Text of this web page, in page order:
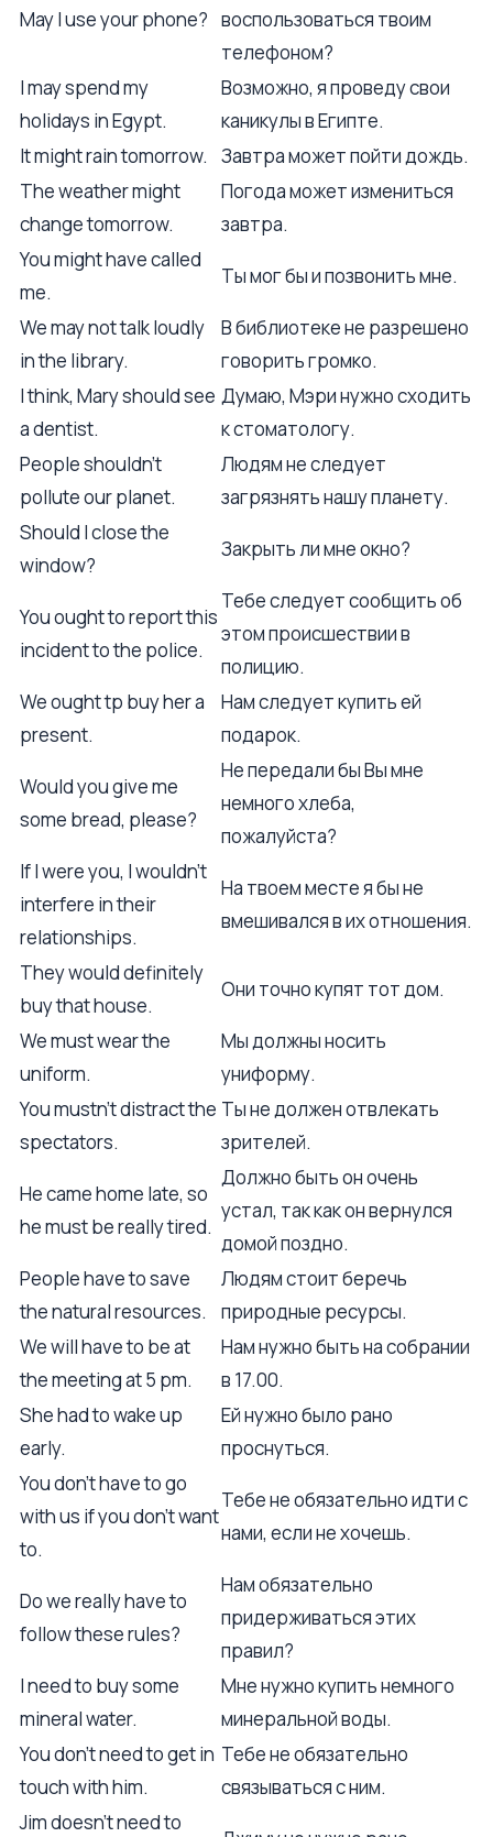
May I use your phone? воспользоваться твоим
телефоном?
I may spend my
holidays in Egypt.
Возможно, я проведу свои
каникулы в Египте.
It might rain tomorrow.
Завтра может пойти дождь.
The weather might
change tomorrow.
Погода может измениться
завтра.
You might have called
me.
Ты мог бы и позвонить мне.
We may not talk loudly
in the library.
В библиотеке не разрешено
говорить громко.
I think, Mary should see
a dentist.
Думаю, Мэри нужно сходить
к стоматологу.
People shouldn't
pollute our planet.
Людям не следует
загрязнять нашу планету.
Should I close the
window?
Закрыть ли мне окно?
You ought to report this
incident to the police.
Тебе следует сообщить об
этом происшествии в
полицию.
We ought tp buy her a
present.
Нам следует купить ей
подарок.
Would you give me
some bread, please?
Не передали бы Вы мне
немного хлеба,
пожалуйста?
If I were you, I wouldn't
interfere in their
relationships.
На твоем месте я бы не
вмешивался в их отношения.
They would definitely
buy that house.
Они точно купят тот дом.
We must wear the
uniform.
Мы должны носить
униформу.
You mustn't distract the
spectators.
Ты не должен отвлекать
зрителей.
He came home late, so
he must be really tired.
Должно быть он очень
устал, так как он вернулся
домой поздно.
People have to save
the natural resources.
Людям стоит беречь
природные ресурсы.
We will have to be at
the meeting at 5 pm.
Нам нужно быть на собрании
в 17.00.
She had to wake up
early.
Ей нужно было рано
проснуться.
You don't have to go
with us if you don't want
to.
Тебе не обязательно идти с
нами, если не хочешь.
Do we really have to
follow these rules?
Нам обязательно
придерживаться этих
правил?
I need to buy some
mineral water.
Мне нужно купить немного
минеральной воды.
You don't need to get in
touch with him.
Тебе не обязательно
связываться с ним.
Jim doesn't need to